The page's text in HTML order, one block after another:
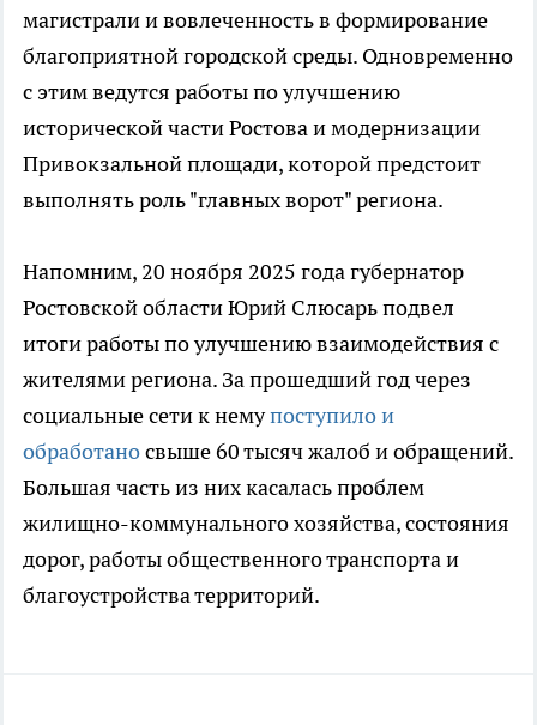
магистрали и вовлеченность в формирование
благоприятной городской среды. Одновременно
с этим ведутся работы по улучшению
исторической части Ростова и модернизации
Привокзальной площади, которой предстоит
выполнять роль "главных ворот" региона.
Напомним, 20 ноября 2025 года губернатор
Ростовской области Юрий Слюсарь подвел
итоги работы по улучшению взаимодействия с
жителями региона. За прошедший год через
социальные сети к немупоступило и
обработаносвыше 60 тысяч жалоб и обращений.
Большая часть из них касалась проблем
жилищно-коммунального хозяйства, состояния
дорог, работы общественного транспорта и
благоустройства территорий.